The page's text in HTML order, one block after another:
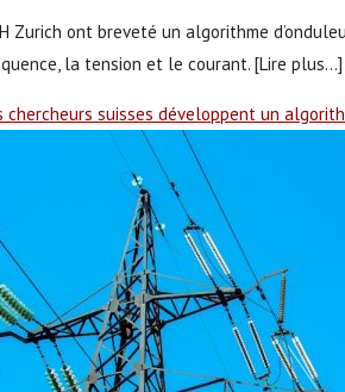
Zurich ont breveté un algorithme
la tension et le courant. [Lire
chercheurs suisses développent un